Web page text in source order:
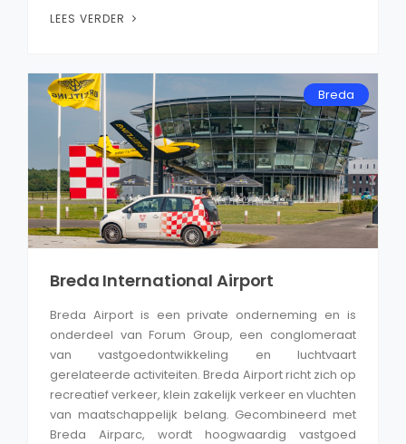
LEES VERDER
Breda
Breda International Airport
Breda Airport is een private onderneming en is
onderdeel van Forum Group, een conglomeraat
van vastgoedontwikkeling en luchtvaart
gerelateerde activiteiten. Breda Airport richt zich op
recreatief verkeer, klein zakelijk verkeer en vluchten
van maatschappelijk belang. Gecombineerd met
Breda Airparc, wordt hoogwaardig vastgoed